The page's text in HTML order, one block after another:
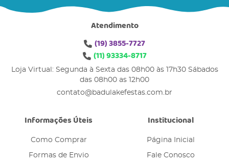
Atendimento
(19)3855-7727
(11)93334-8717
Loja Virtual: Segunda à Sexta das 08h00 às 17h30 Sábados
das 08h00 as 12h00
contato@badulakefestas.com.br
Informações Úteis
Como Comprar
Formas de Envio
Institucional
Página Inicial
Fale Conosco